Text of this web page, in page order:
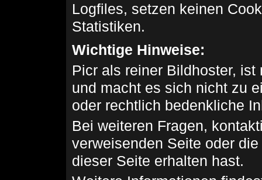
Logfiles, setzen keinen
Statistiken.
Wichtige Hinweise:
Picr als reiner Bildhoster,
und macht es sich nicht zu
oder rechtlich bedenkliche
Bei weiteren Fragen,
verweisenden Seite oder
dieser Seite erhalten hast.